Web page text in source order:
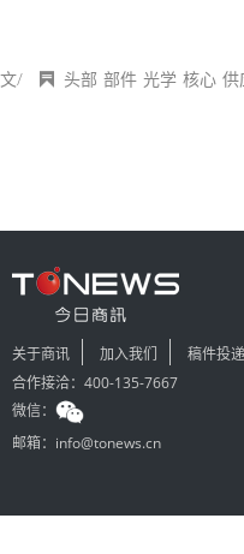
文/ 头部 部件 光学 核心 供
关于商讯 加入我们
稿件投递
合作接洽：400-135-7667
微信：
邮箱：info@tonews.cn